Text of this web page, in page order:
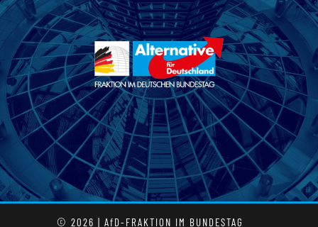
© 2026 | AfD-FRAKTION IM BUNDESTAG